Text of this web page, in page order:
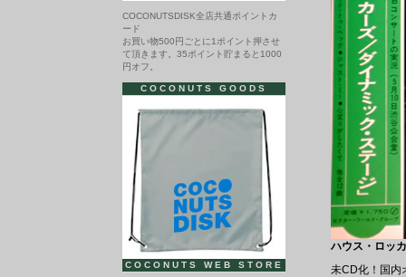
ハウス・ロッ
未CD化！国内
COCONUTSDISK全店共通ポイントカ
ード
お買い物500円ごとに1ポイント押させ
て頂きます。35ポイント貯まると1000
円オフ。
COCONUTS GOODS
COCONUTS WEB STORE